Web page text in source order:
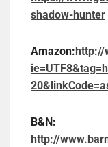
shadow-hunter
Amazon: http://
B&N:
http://